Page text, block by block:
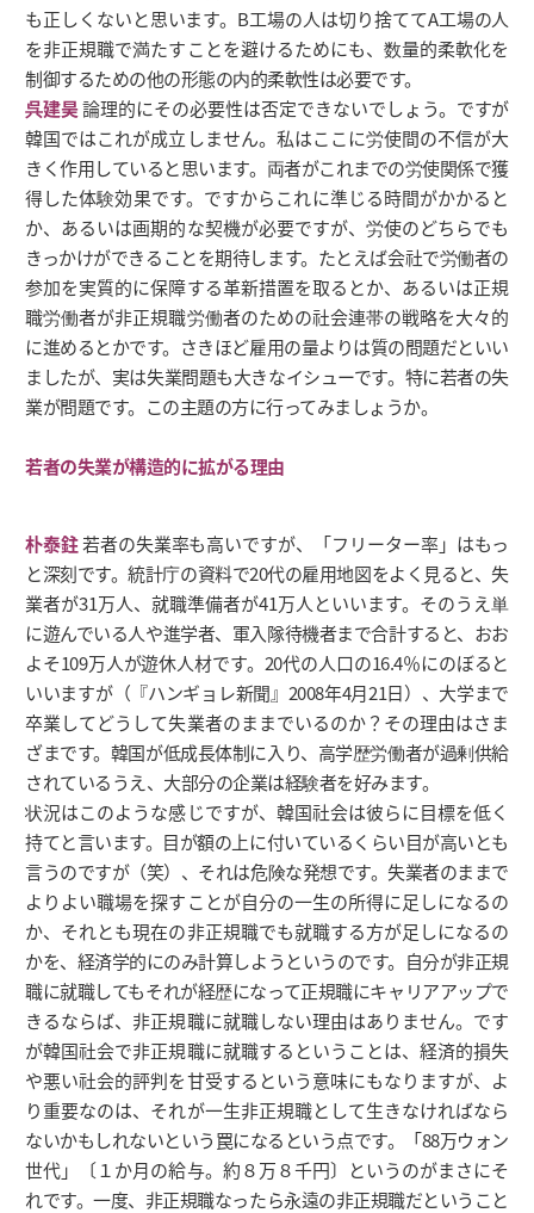
も正しくないと思います。B工場の人は切り捨ててA工場の人
を非正規職で満たすことを避けるためにも、数量的柔軟化を
制御するための他の形態の内的柔軟性は必要です。
呉建昊論理的にその必要性は否定できないでしょう。ですが
韓国ではこれが成立しません。私はここに労使間の不信が大
きく作用していると思います。両者がこれまでの労使関係で獲
得した体験効果です。ですからこれに準じる時間がかかると
か、あるいは画期的な契機が必要ですが、労使のどちらでも
きっかけができることを期待します。たとえば会社で労働者の
参加を実質的に保障する革新措置を取るとか、あるいは正規
職労働者が非正規職労働者のための社会連帯の戦略を大々的
に進めるとかです。さきほど雇用の量よりは質の問題だといい
ましたが、実は失業問題も大きなイシューです。特に若者の失
業が問題です。この主題の方に行ってみましょうか。
若者の失業が構造的に拡がる理由
朴泰鉒若者の失業率も高いですが、「フリーター率」はもっ
と深刻です。統計庁の資料で20代の雇用地図をよく見ると、失
業者が31万人、就職準備者が41万人といいます。そのうえ単
に遊んでいる人や進学者、軍入隊待機者まで合計すると、おお
よそ109万人が遊休人材です。20代の人口の16.4％にのぼると
いいますが（『ハンギョレ新聞』2008年4月21日）、大学まで
卒業してどうして失業者のままでいるのか？その理由はさま
ざまです。韓国が低成長体制に入り、高学歴労働者が過剰供給
されているうえ、大部分の企業は経験者を好みます。
状況はこのような感じですが、韓国社会は彼らに目標を低く
持てと言います。目が額の上に付いているくらい目が高いとも
言うのですが（笑）、それは危険な発想です。失業者のままで
よりよい職場を探すことが自分の一生の所得に足しになるの
か、それとも現在の非正規職でも就職する方が足しになるの
かを、経済学的にのみ計算しようというのです。自分が非正規
職に就職してもそれが経歴になって正規職にキャリアアップで
きるならば、非正規職に就職しない理由はありません。です
が韓国社会で非正規職に就職するということは、経済的損失
や悪い社会的評判を甘受するという意味にもなりますが、よ
り重要なのは、それが一生非正規職として生きなければなら
ないかもしれないという罠になるという点です。「88万ウォン
世代」〔１か月の給与。約８万８千円〕というのがまさにそ
れです。一度、非正規職なったら永遠の非正規職だということ